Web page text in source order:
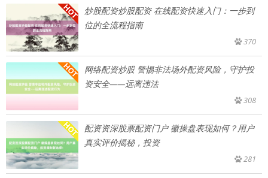
炒股配资炒股配资 在线配资快速入门：一步到
位的全流程指南
370
网络配资炒股 警惕非法场外配资风险，守护投
资安全——远离违法
308
配资资深股票配资门户 徽操盘表现如何？用户
真实评价揭秘，投资
281